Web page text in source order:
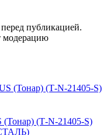
публикацией.
модерацию
(Тонар) (Т-N-21405-S)